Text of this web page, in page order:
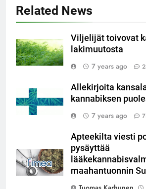
Related News
Viljelijät toivovat
lakimuutosta
7 years ago
Allekirjoita
kannabiksen
7 years ago
Apteekilta viesti
pysäyttää
maahantuonnin